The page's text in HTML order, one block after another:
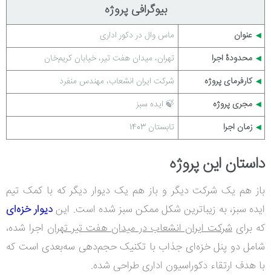
بیوگرافی پروژه
◀ عنوان ماس وال در دکور اداری
◀ محدودۀ اجرا تهران، میدان هفت تیر، خیابان کریم‌خان
◀ کارفرمای پروژه شرکت ایران انشعاب، مهندس منفرد
◀ مجری پروژه 🍃 ایده سبز
◀ زمان اجرا تابستان 1403
داستان این پروژه
باز هم یک شرکت دیگر و باز هم یک دیوار دیگر که با کمک تیم
ایده سبز، به زیباترین شکل ممکن سبز شده است. ایندیوار خزه‌ای
که برایشرکت ایران انشعاب در میدان هفت تیر تهران اجرا شده،
شامل دو پنل خزه‌ای جذاب با تکنیک حجم‌دهی سه‌بعدی است که
با هدف ارتقاء دکوراسیون اداری طراحی شده.